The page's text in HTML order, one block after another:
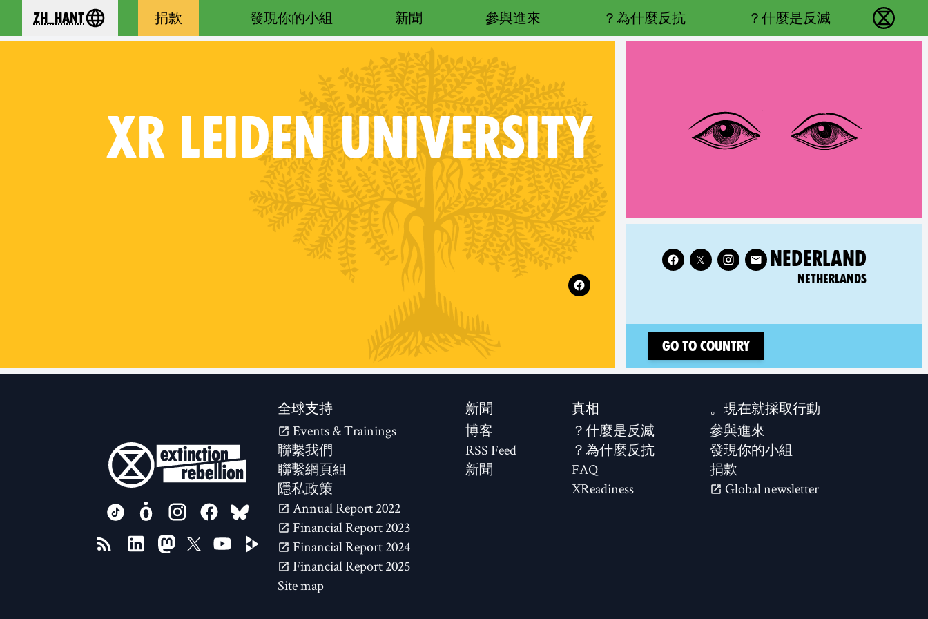
反抗滅絕 - Home
什麼是反滅？
為什麼反抗？
參與進來
新聞
發現你的小組
捐款
your language
zh_Hant
XRLEIDEN UNIVERSITY
Follow XR Leiden University on
RELATED COUNTRY GROUP:
NEDERLAND
NETHERLANDS
Follow XR Netherlands on
Go to country
現在就採取行動。
參與進來
發現你的小組
捐款
Global newsletter
真相
什麼是反滅？
為什麼反抗？
FAQ
XReadiness
新聞
博客
RSS Feed
新聞
全球支持
Events & Trainings
聯繫我們
聯繫網頁組
隱私政策
2022 Annual Report
2023 Financial Report
2024 Financial Report
2025 Financial Report
Site map
FOLLOW US ON